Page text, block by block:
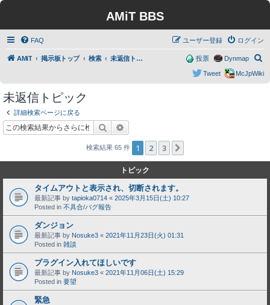
AMiT BBS
FAQ ログイン
ユーザー登録
AMiT 掲示板トップ 検索 未返信トピック
索
Dynmap
投票
McJpWiki
Tweet
未返信トピック
詳細検索ページに戻る
検索
検索結果 65 件 1 2 3
トピック
タイムアウトと表示され、切断されます。
最新記事 by tapioka0714 « 2025年3月15日(土) 10:27
Posted in 不具合/バグ報告
ダンジョン
最新記事 by Nosuke3 « 2021年11月23日(火) 01:31
Posted in 雑談
プラグイン入れてほしいです
最新記事 by Nosuke3 « 2021年11月06日(土) 15:29
Posted in 要望
緊急